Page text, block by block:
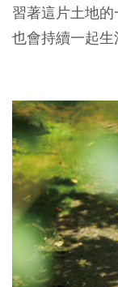
習著這片土地
也會持續一起生